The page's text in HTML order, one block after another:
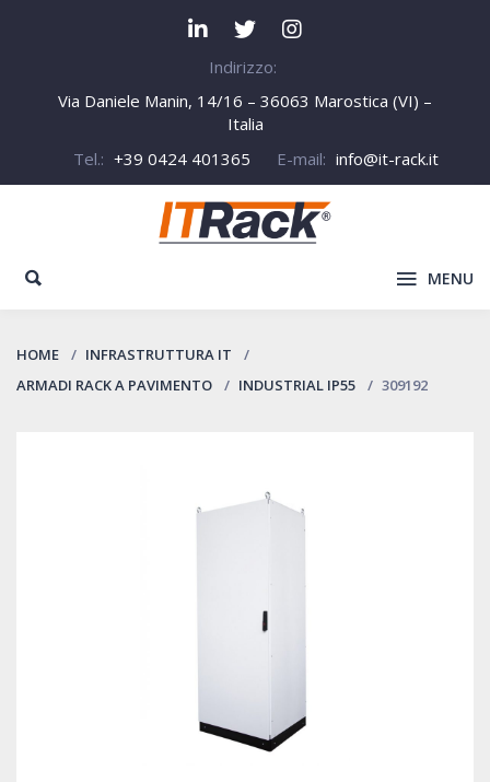
Indirizzo:
Via Daniele Manin, 14/16 – 36063 Marostica (VI) –
Italia
Tel.: +39 0424 401365 E-mail: info@it-rack.it
MENU
HOME
INFRASTRUTTURA IT
ARMADI RACK A PAVIMENTO
INDUSTRIAL IP55 309192